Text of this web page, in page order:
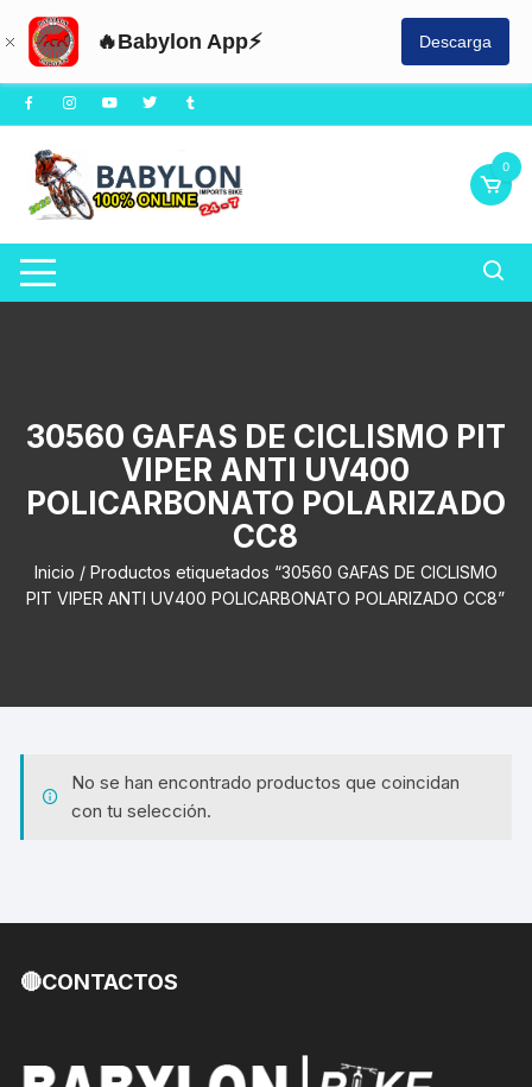
🔥Babylon App⚡ Descarga
Saltar
al
contenido
0
30560 GAFAS DE CICLISMO PIT
VIPER ANTI UV400
POLICARBONATO POLARIZADO
CC8
Inicio / Productos etiquetados “30560 GAFAS DE CICLISMO
PIT VIPER ANTI UV400 POLICARBONATO POLARIZADO CC8”
No se han encontrado productos que coincidan
con tu selección.
🔴CONTACTOS